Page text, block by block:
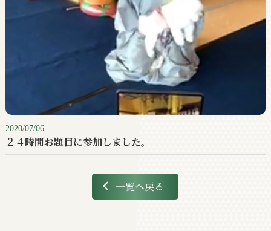
2020/07/06
２４時間お題目に参加しました。
一覧へ戻る